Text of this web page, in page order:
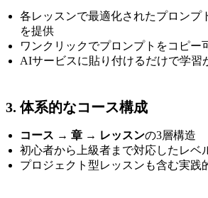
各レッスンで最適化されたプロンプ
を提供
ワンクリックでプロンプトをコピー
AIサービスに貼り付けるだけで学習
3. 体系的なコース構成
コース → 章 → レッスンの3層構造
初心者から上級者まで対応したレベ
プロジェクト型レッスンも含む実践